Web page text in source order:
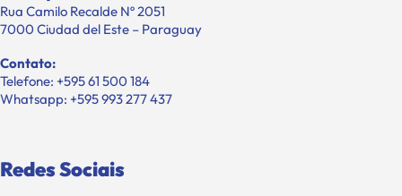
Endereço:
Rua Camilo Recalde Nº 2051
7000 Ciudad del Este – Paraguay
Contato:
Telefone: +595 61 500 184
Whatsapp: +595 993 277 437
Redes Sociais